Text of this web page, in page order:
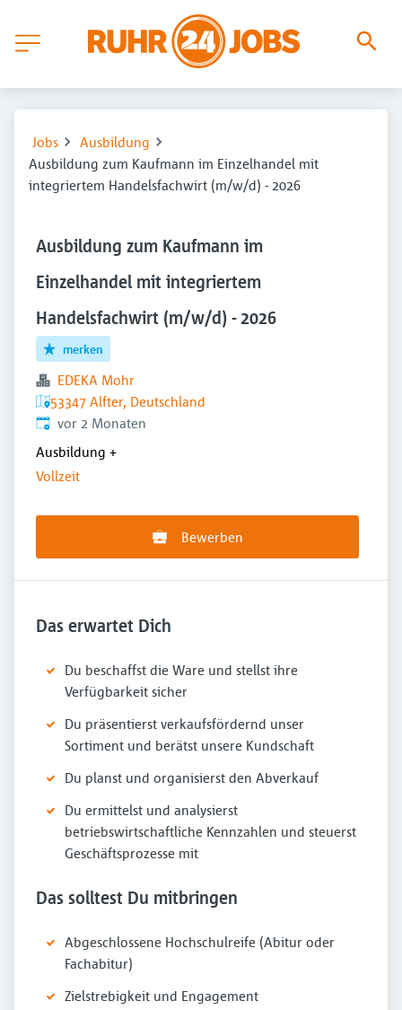
Jobs
Ausbildung
Ausbildung zum Kaufmann im Einzelhandel mit
integriertem Handelsfachwirt (m/w/d) - 2026
Ausbildung zum Kaufmann im
Einzelhandel mit integriertem
Handelsfachwirt (m/w/d) - 2026
merken
EDEKA Mohr
53347 Alfter, Deutschland
Veröffentlicht:
vor 2 Monaten
Ausbildung +
Vollzeit
Bewerben
Das erwartet Dich
Du beschaffst die Ware und stellst ihre
Verfügbarkeit sicher
Du präsentierst verkaufsfördernd unser
Sortiment und berätst unsere Kundschaft
Du planst und organisierst den Abverkauf
Du ermittelst und analysierst
betriebswirtschaftliche Kennzahlen und steuerst
Geschäftsprozesse mit
Das solltest Du mitbringen
Abgeschlossene Hochschulreife (Abitur oder
Fachabitur)
Zielstrebigkeit und Engagement